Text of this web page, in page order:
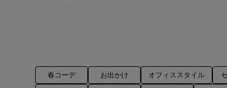
春コーデ お出かけ オフィススタイル